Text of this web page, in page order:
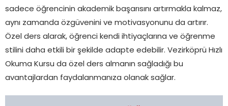
sadece öğrencinin akademik başarısını artırmakla kalmaz,
aynı zamanda özgüvenini ve motivasyonunu da artırır.
Özel ders alarak, öğrenci kendi ihtiyaçlarına ve öğrenme
stilini daha etkili bir şekilde adapte edebilir. Vezirköprü Hızlı
Okuma Kursu da özel ders almanın sağladığı bu
avantajlardan faydalanmanıza olanak sağlar.